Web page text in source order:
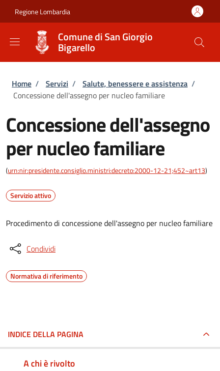
Regione Lombardia
Comune di San Giorgio
Bigarello
Briciole di pane
Home / Servizi / Salute, benessere e assistenza /
Concessione dell'assegno per nucleo familiare
Concessione dell'assegno
per nucleo familiare
(urn:nir:presidente.consiglio.ministri:decreto:2000-12-21;452~art13)
Servizio attivo
Procedimento di concessione dell'assegno per nucleo familiare
Condividi
Normativa di riferimento
INDICE DELLA PAGINA
A chi è rivolto